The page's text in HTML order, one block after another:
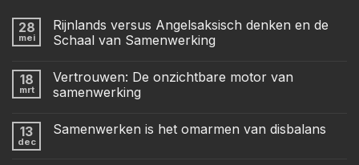
28
mei
Rijnlands versus Angelsaksisch denken en de
Schaal van Samenwerking
18
mrt
Vertrouwen: De onzichtbare motor van
samenwerking
13
dec
Samenwerken is het omarmen van disbalans